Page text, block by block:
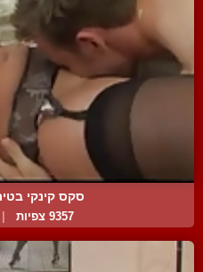
סקס קינקי
9357 צפיות